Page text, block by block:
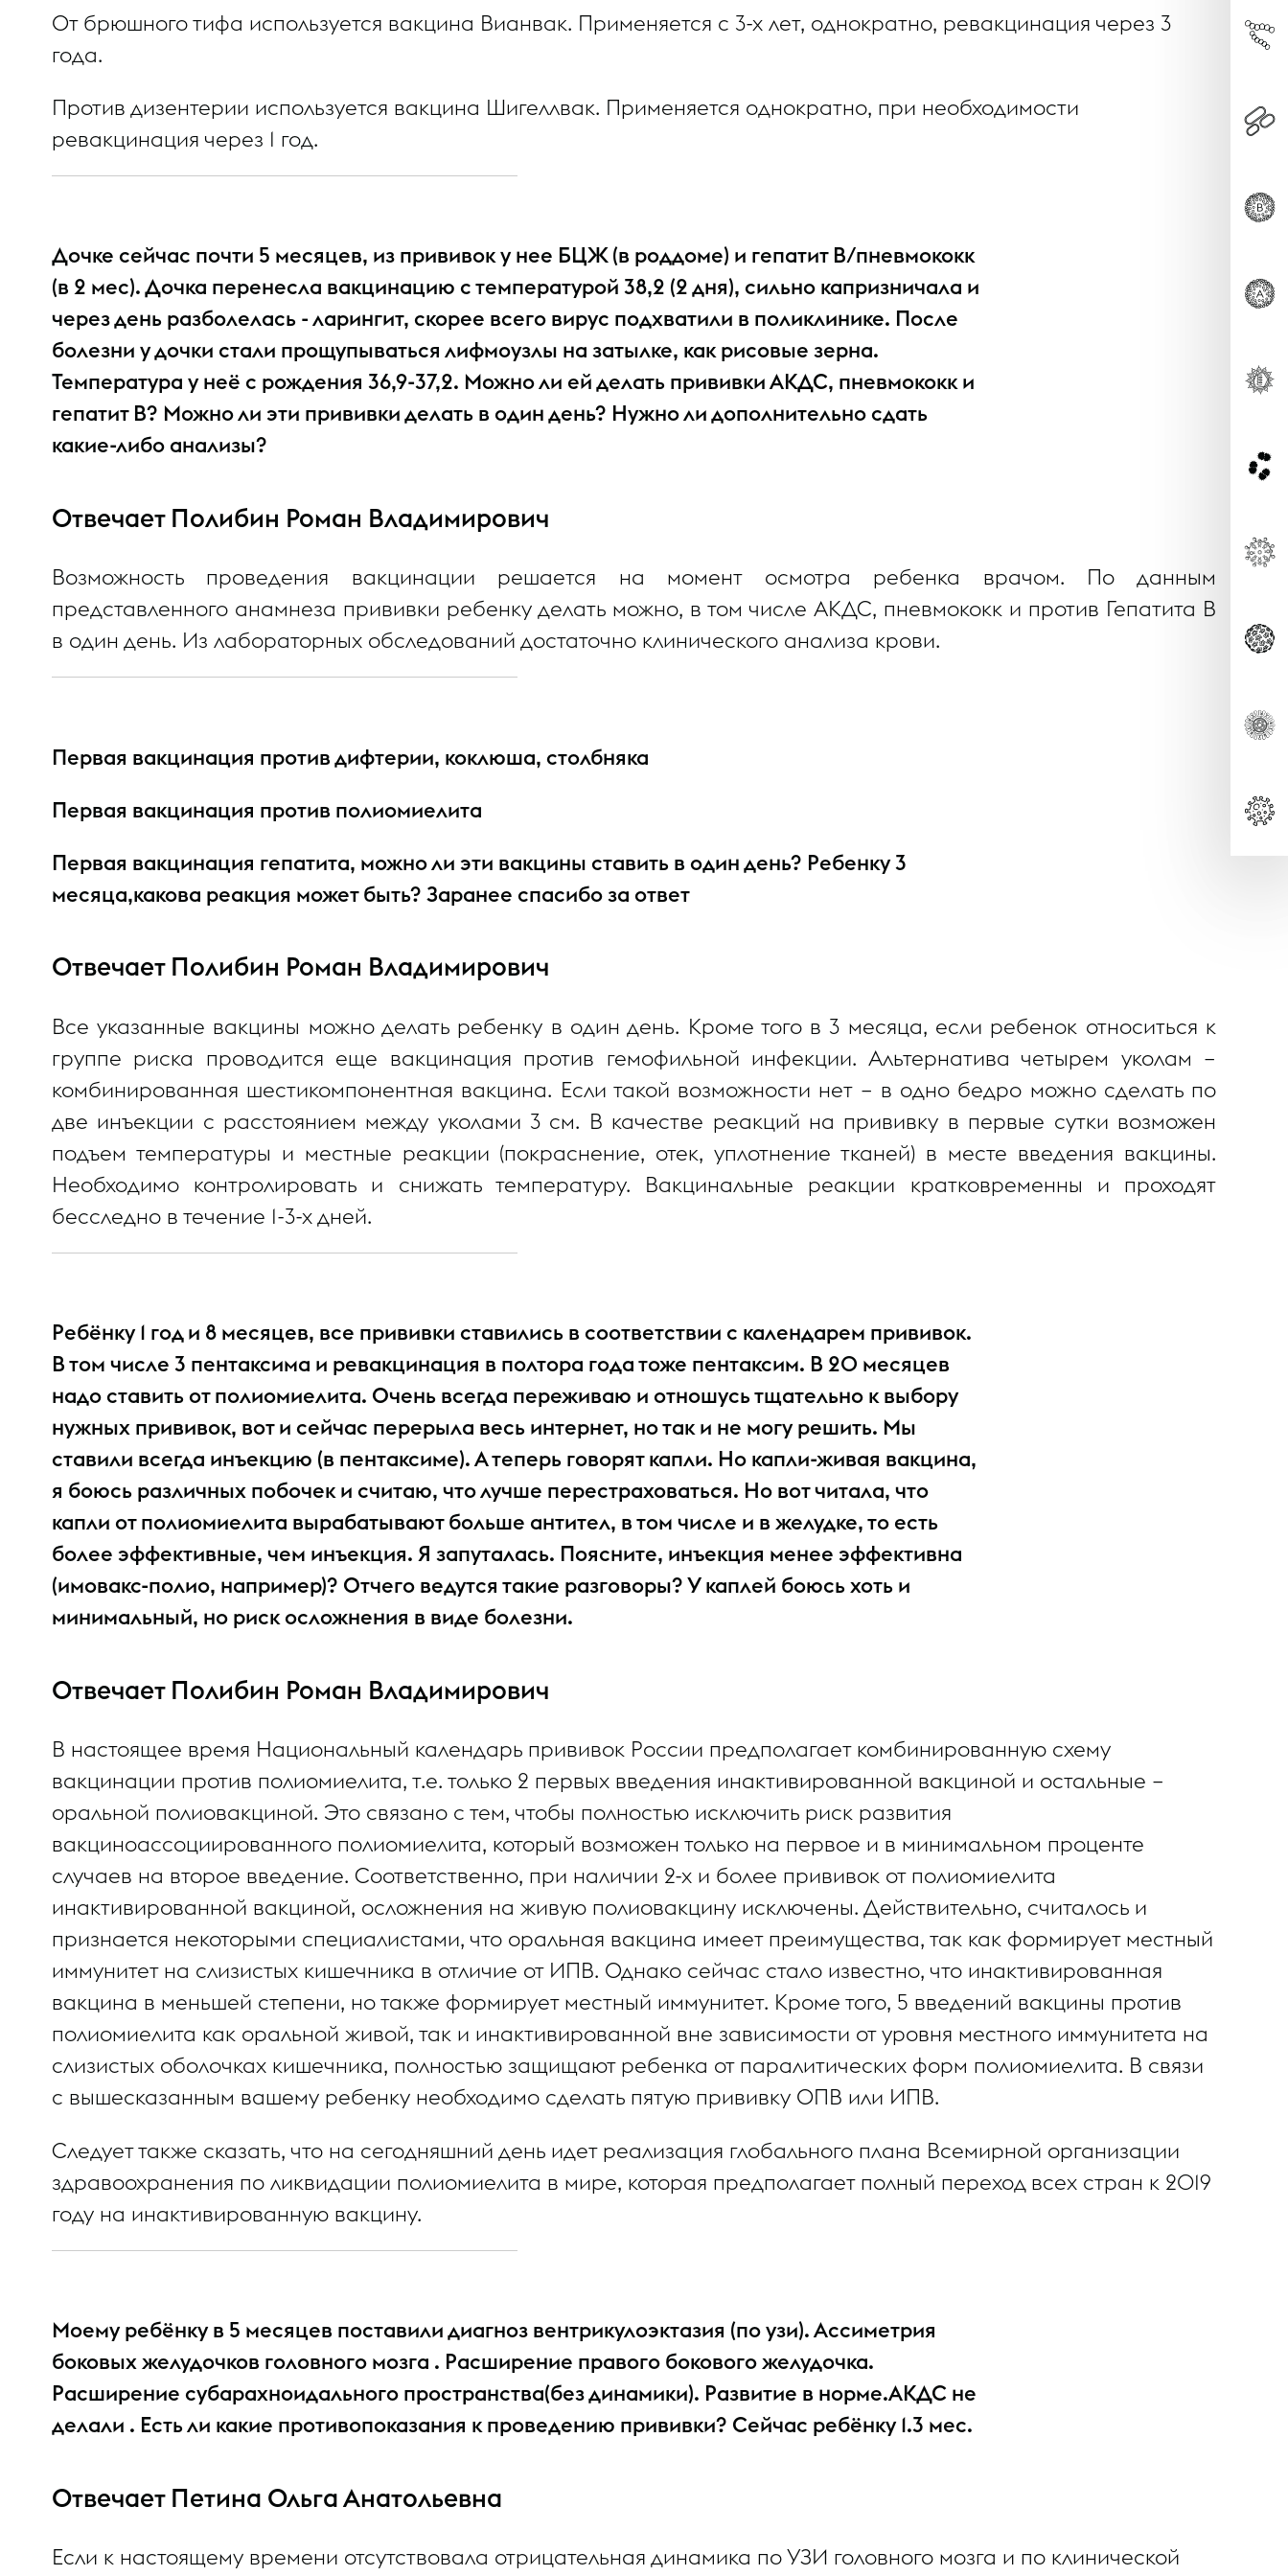
Ветряная оспа
Ротавирусная инфекция Вирус папилломы человека
Грипп
От брюшного тифа используется вакцина Вианвак. Применяется с 3-х лет, однократно, ревакцинация через 3
года.
Против дизентерии используется вакцина Шигеллвак. Применяется однократно, при необходимости
ревакцинация через 1 год.
Дочке сейчас почти 5 месяцев, из прививок у нее БЦЖ (в роддоме) и гепатит В/пневмококк
(в 2 мес). Дочка перенесла вакцинацию с температурой 38,2 (2 дня), сильно капризничала и
через день разболелась - ларингит, скорее всего вирус подхватили в поликлинике. После
болезни у дочки стали прощупываться лифмоузлы на затылке, как рисовые зерна.
Температура у неё с рождения 36,9-37,2. Можно ли ей делать прививки АКДС, пневмококк и
гепатит В? Можно ли эти прививки делать в один день? Нужно ли дополнительно сдать
какие-либо анализы?
Отвечает Полибин Роман Владимирович
Возможность проведения вакцинации решается на момент осмотра ребенка врачом. По данным
представленного анамнеза прививки ребенку делать можно, в том числе АКДС, пневмококк и против Гепатита В
в один день. Из лабораторных обследований достаточно клинического анализа крови.
Первая вакцинация против дифтерии, коклюша, столбняка
Первая вакцинация против полиомиелита
Первая вакцинация гепатита, можно ли эти вакцины ставить в один день? Ребенку 3
месяца,какова реакция может быть? Заранее спасибо за ответ
Отвечает Полибин Роман Владимирович
Все указанные вакцины можно делать ребенку в один день. Кроме того в 3 месяца, если ребенок относиться к
группе риска проводится еще вакцинация против гемофильной инфекции. Альтернатива четырем уколам –
комбинированная шестикомпонентная вакцина. Если такой возможности нет – в одно бедро можно сделать по
две инъекции с расстоянием между уколами 3 см. В качестве реакций на прививку в первые сутки возможен
подъем температуры и местные реакции (покраснение, отек, уплотнение тканей) в месте введения вакцины.
Необходимо контролировать и снижать температуру. Вакцинальные реакции кратковременны и проходят
бесследно в течение 1-3-х дней.
Ребёнку 1 год и 8 месяцев, все прививки ставились в соответствии с календарем прививок.
В том числе 3 пентаксима и ревакцинация в полтора года тоже пентаксим. В 20 месяцев
надо ставить от полиомиелита. Очень всегда переживаю и отношусь тщательно к выбору
нужных прививок, вот и сейчас перерыла весь интернет, но так и не могу решить. Мы
ставили всегда инъекцию (в пентаксиме). А теперь говорят капли. Но капли-живая вакцина,
я боюсь различных побочек и считаю, что лучше перестраховаться. Но вот читала, что
капли от полиомиелита вырабатывают больше антител, в том числе и в желудке, то есть
более эффективные, чем инъекция. Я запуталась. Поясните, инъекция менее эффективна
(имовакс-полио, например)? Отчего ведутся такие разговоры? У каплей боюсь хоть и
минимальный, но риск осложнения в виде болезни.
Отвечает Полибин Роман Владимирович
В настоящее время Национальный календарь прививок России предполагает комбинированную схему
вакцинации против полиомиелита, т.е. только 2 первых введения инактивированной вакциной и остальные –
оральной полиовакциной. Это связано с тем, чтобы полностью исключить риск развития
вакциноассоциированного полиомиелита, который возможен только на первое и в минимальном проценте
случаев на второе введение. Соответственно, при наличии 2-х и более прививок от полиомиелита
инактивированной вакциной, осложнения на живую полиовакцину исключены. Действительно, считалось и
признается некоторыми специалистами, что оральная вакцина имеет преимущества, так как формирует местный
иммунитет на слизистых кишечника в отличие от ИПВ. Однако сейчас стало известно, что инактивированная
вакцина в меньшей степени, но также формирует местный иммунитет. Кроме того, 5 введений вакцины против
полиомиелита как оральной живой, так и инактивированной вне зависимости от уровня местного иммунитета на
слизистых оболочках кишечника, полностью защищают ребенка от паралитических форм полиомиелита. В связи
с вышесказанным вашему ребенку необходимо сделать пятую прививку ОПВ или ИПВ.
Следует также сказать, что на сегодняшний день идет реализация глобального плана Всемирной организации
здравоохранения по ликвидации полиомиелита в мире, которая предполагает полный переход всех стран к 2019
году на инактивированную вакцину.
Моему ребёнку в 5 месяцев поставили диагноз вентрикулоэктазия (по узи). Ассиметрия
боковых желудочков головного мозга . Расширение правого бокового желудочка.
Расширение субарахноидального пространства(без динамики). Развитие в норме.АКДС не
делали . Есть ли какие противопоказания к проведению прививки? Сейчас ребёнку 1.3 мес.
Отвечает Петина Ольга Анатольевна
Если к настоящему времени отсутствовала отрицательная динамика по УЗИ головного мозга и по клинической